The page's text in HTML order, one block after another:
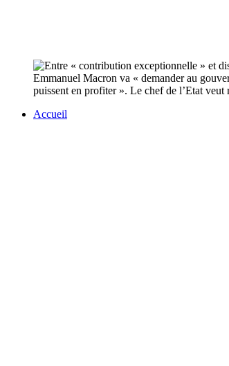
Emmanuel Macron va « demander au
puissent en profiter ». Le chef de l’Etat veut
Accueil